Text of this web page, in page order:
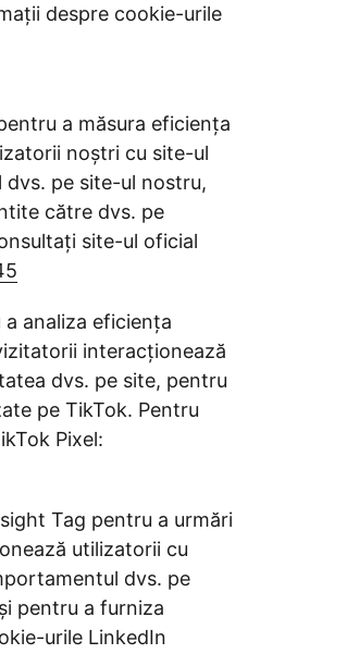
despre cookie-urile
a măsura eficiența
noștri cu site-ul
pe site-ul nostru,
către dvs. pe
site-ul oficial
analiza eficiența
interacționează
dvs. pe site, pentru
pe TikTok. Pentru
Pixel:
Tag pentru a urmări
utilizatorii cu
dvs. pe
pentru a furniza
urile LinkedIn